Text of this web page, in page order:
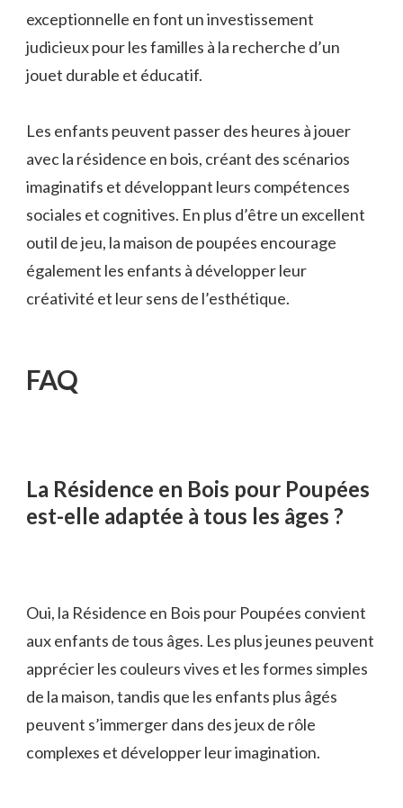
exceptionnelle en font un investissement
judicieux pour les familles à la recherche d’un
jouet durable et éducatif.
Les enfants peuvent passer des heures à jouer
avec la résidence en bois, créant des scénarios
imaginatifs et développant leurs compétences
sociales et cognitives. En plus d’être un excellent
outil de jeu, la maison de poupées encourage
également les enfants à développer leur
créativité et leur sens de l’esthétique.
FAQ
La Résidence en Bois pour Poupées
est-elle adaptée à tous les âges ?
Oui, la Résidence en Bois pour Poupées convient
aux enfants de tous âges. Les plus jeunes peuvent
apprécier les couleurs vives et les formes simples
de la maison, tandis que les enfants plus âgés
peuvent s’immerger dans des jeux de rôle
complexes et développer leur imagination.